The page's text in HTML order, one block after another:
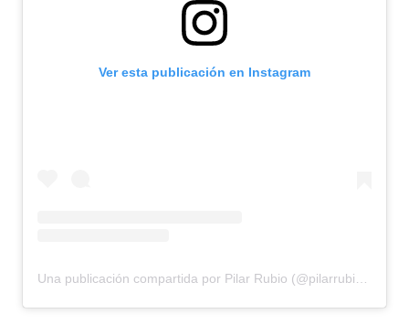
Ver esta publicación en Instagram